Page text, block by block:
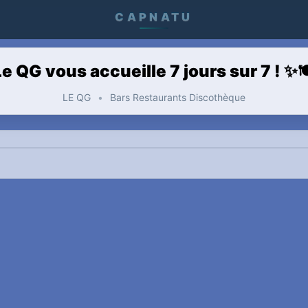
CAPNATU
QG vous accueille 7 jours sur 7 !
LE QG • Bars Restaurants Discothèque